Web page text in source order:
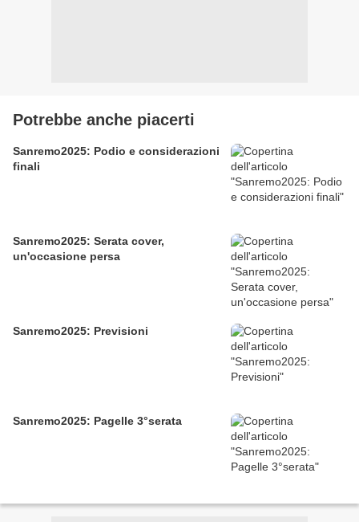
Potrebbe anche piacerti
Sanremo2025: Podio e considerazioni
finali
Sanremo2025: Serata cover,
un'occasione persa
Sanremo2025: Previsioni
Sanremo2025: Pagelle 3°serata